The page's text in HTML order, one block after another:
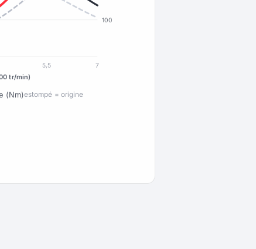
100
5,5 7
tr/min)
(Nm)estompé = origine